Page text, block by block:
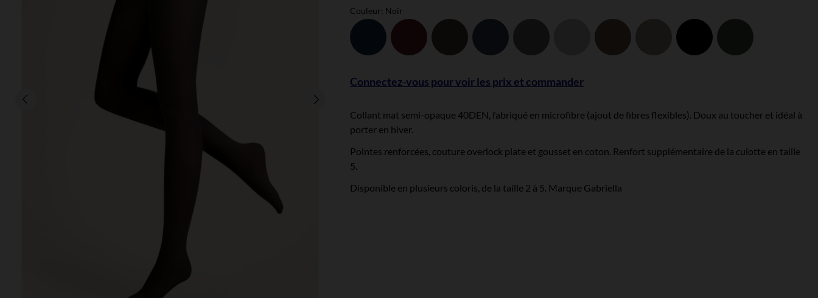
Couleur: Noir
Bleu
Navy
Bordeaux Chocolat Grafit
anthracite
Gris
clair
Indiana Noir
Botigla
Connectez-vous pour voir les prix et commander
Collant mat semi-opaque 40DEN, fabriqué en microfibre (ajout de fibres flexibles). Doux au toucher et idéal à
porter en hiver.
Pointes renforcées, couture overlock plate et gousset en coton. Renfort supplémentaire de la culotte en taille
5.
Disponible en plusieurs coloris, de la taille 2 à 5. Marque Gabriella